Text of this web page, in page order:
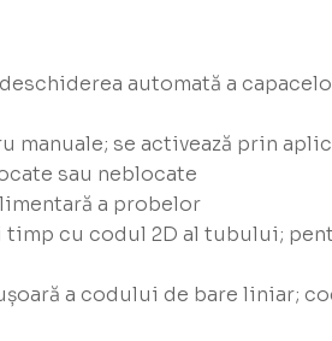
automată a
se activează prin
sau neblocate
a probelor
cu codul 2D al tubului;
a codului de bare liniar;